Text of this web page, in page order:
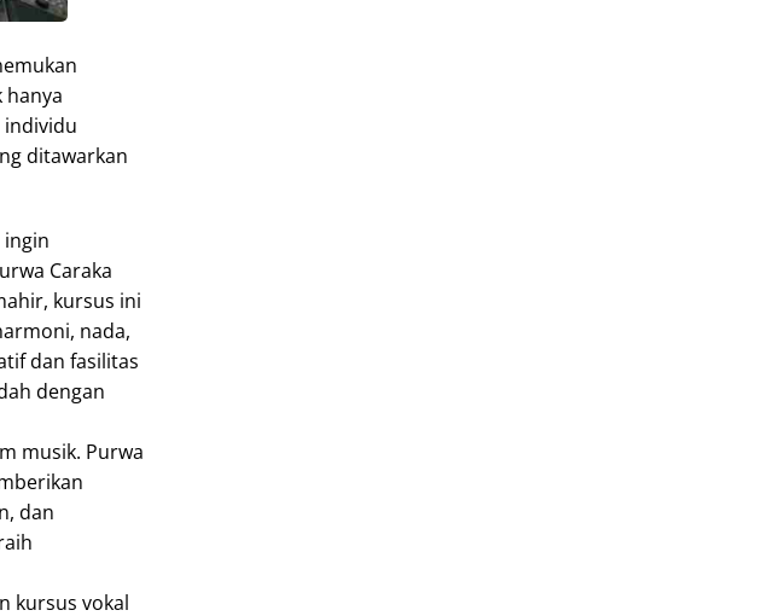
hanya
individu
ditawarkan
ingin
Caraka
kursus ini
nada,
dan fasilitas
dengan
musik. Purwa
dan
kursus vokal